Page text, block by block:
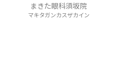
まきた眼科須坂院
マキタガンカスザカイン